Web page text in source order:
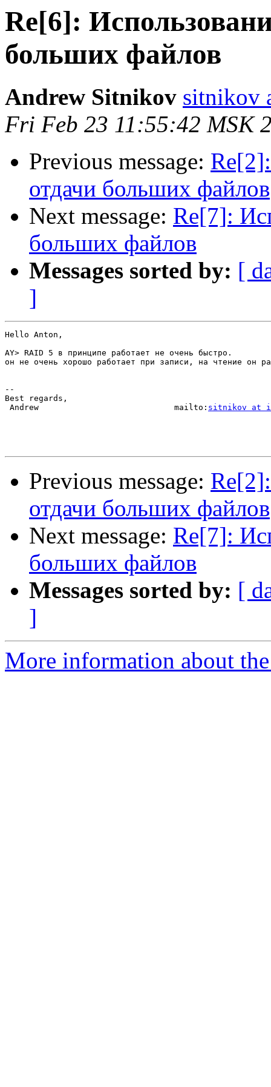
Re[6]:
больших файлов
Andrew Sitnikov sitnikov
Fri Feb 23 11:55:42 MSK
Previous message:
отдачи больших файлов
Next message: Re[7]:
больших файлов
Messages sorted by: [
]
Hello Anton,
AY> RAID 5 в принципе работает не очень быстро.
он не очень хорошо работает при записи, на чтение он
--
Best regards,
Andrew                            mailto: sitnikov at
Previous message:
отдачи больших файлов
Next message: Re[7]:
больших файлов
Messages sorted by: [
]
More information about